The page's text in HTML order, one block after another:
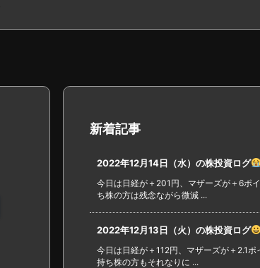
新着記事
2022年12月14日（水）の株投資ログ
今日は日経が＋201円、マザーズが＋6ポ
ち株の方は残念ながら微減 ...
2022年12月13日（火）の株投資ログ
今日は日経が＋112円、マザーズが＋2.1ポ
持ち株の方もそれなりに ...